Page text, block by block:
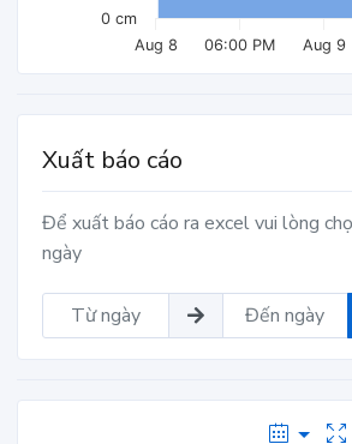
Aug 8 06:00 PM Aug 9
0 cm
Xuất báo cáo
Để xuất báo cáo ra excel vui lòng
ngày